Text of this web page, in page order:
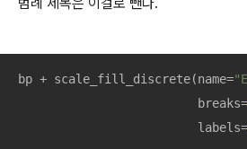
bp + scale_fill_discrete(name=
                         breaks=
                         labels=